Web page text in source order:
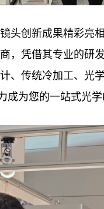
头创新成果精彩亮
，凭借其专业的研
、传统冷加工、光
为您的一站式光